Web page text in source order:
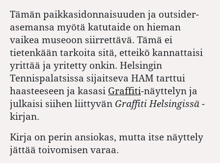
Tämän paikkasidonnaisuuden ja outsider-
asemansa myötä katutaide on hieman
vaikea museoon siirrettävä. Tämä ei
tietenkään tarkoita sitä, etteikö kannattaisi
yrittää ja yritetty onkin. Helsingin
Tennispalatsissa sijaitseva HAM tarttui
haasteeseen ja kasasi Graffiti-näyttelyn ja
julkaisi siihen liittyvän Graffiti Helsingissä -
kirjan.
Kirja on perin ansiokas, mutta itse näyttely
jättää toivomisen varaa.